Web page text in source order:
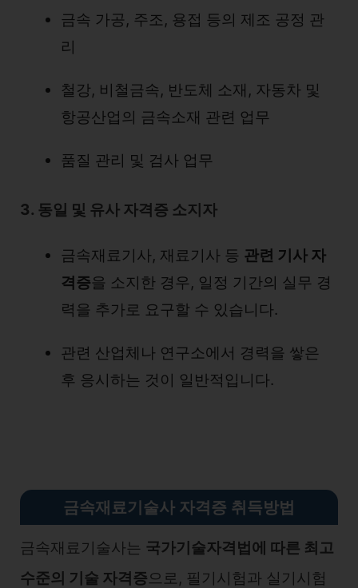
금속 가공, 주조, 용접 등의 제조 공정 관
리
철강, 비철금속, 반도체 소재, 자동차 및
항공산업의 금속소재 관련 업무
품질 관리 및 검사 업무
3. 동일 및 유사 자격증 소지자
금속재료기사, 재료기사 등 관련 기사 자
격증을 소지한 경우, 일정 기간의 실무 경
력을 추가로 요구할 수 있습니다.
관련 산업체나 연구소에서 경력을 쌓은
후 응시하는 것이 일반적입니다.
금속재료기술사 자격증 취득방법
금속재료기술사는 국가기술자격법에 따른 최고
수준의 기술 자격증으로, 필기시험과 실기시험